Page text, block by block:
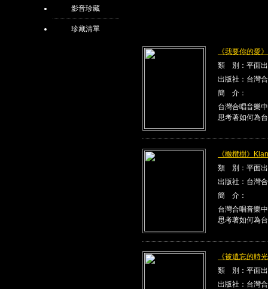
影音珍藏
珍藏清單
《我要你的愛
類 別：平面
出版社：台灣
簡 介：
台灣合唱音樂
思考著如何為
《橄欖樹》
類 別：平面
出版社：台灣
簡 介：
台灣合唱音樂
思考著如何為
《被遺忘的時
類 別：平面
出版社：台灣